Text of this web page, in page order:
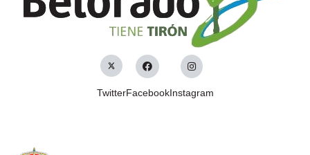
TwitterFacebookInstagram